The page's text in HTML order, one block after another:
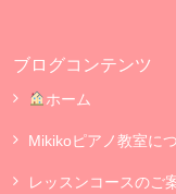
ブログコンテンツ
ホーム
Mikikoピアノ教室に
レッスンコースのご